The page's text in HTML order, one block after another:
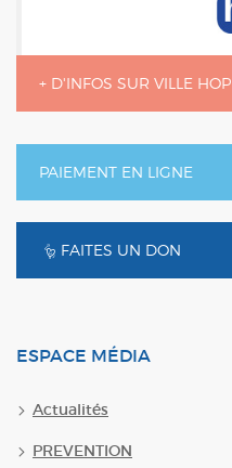
+ D'INFOS SUR VILLE HOP
PAIEMENT EN LIGNE
FAITES UN DON
ESPACE MÉDIA
Actualités
PREVENTION